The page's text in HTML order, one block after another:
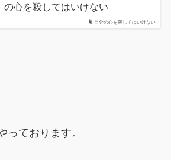
自分の心を殺してはいけない
の心を殺してはいけない
っております。